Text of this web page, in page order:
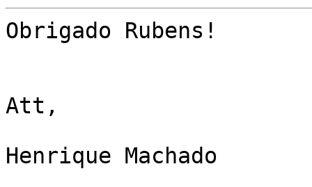
Obrigado Rubens!
Att,
Henrique Machado